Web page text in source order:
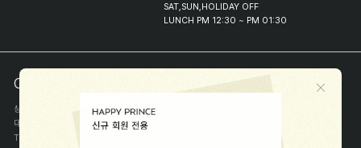
SAT,SUN,HOLIDAY OFF
LUNCH PM 12:30 ~ PM 01:30
COMPANY INFO
상호
(주)해피프린스
대표
이화진
TEL